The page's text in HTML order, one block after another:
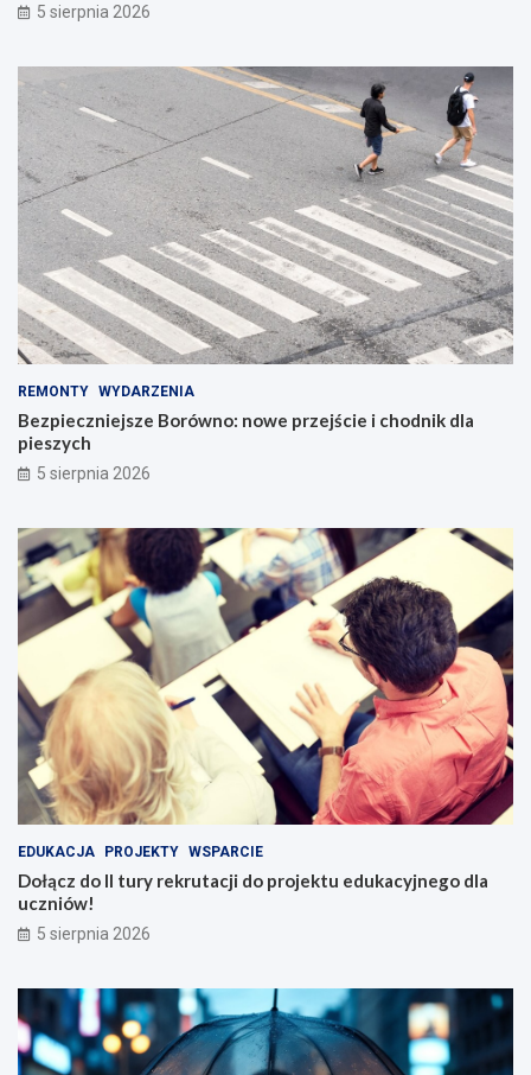
5 sierpnia 2026
REMONTY WYDARZENIA
Bezpieczniejsze Borówno: nowe przejście i chodnik dla
pieszych
5 sierpnia 2026
EDUKACJA PROJEKTY WSPARCIE
Dołącz do II tury rekrutacji do projektu edukacyjnego dla
uczniów!
5 sierpnia 2026